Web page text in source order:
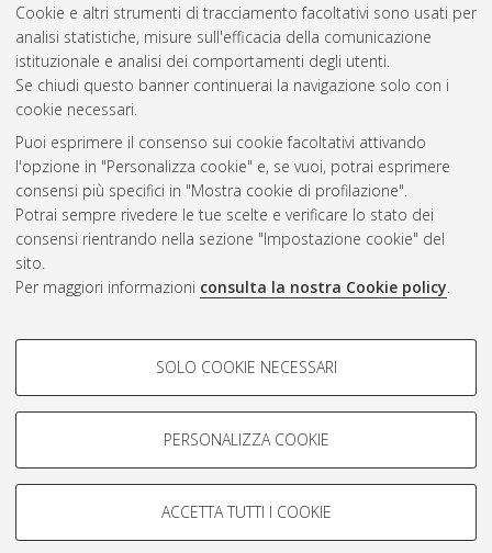
Cookie e altri strumenti di tracciamento facoltativi sono usati per
analisi statistiche, misure sull'efficacia della comunicazione
istituzionale e analisi dei comportamenti degli utenti.
Se chiudi questo banner continuerai la navigazione solo con i
cookie necessari.
Puoi esprimere il consenso sui cookie facoltativi attivando
l'opzione in "Personalizza cookie" e, se vuoi, potrai esprimere
consensi più specifici in "Mostra cookie di profilazione".
Potrai sempre rivedere le tue scelte e verificare lo stato dei
consensi rientrando nella sezione "Impostazione cookie" del
sito.
Per maggiori informazioni consulta la nostra Cookie policy.
COOKIE DI PROFILAZIONE -
Si tratta di cookie utilizzati per analizzare le caratteristiche della
navigazione degli utenti, creare profili in base al loro comportamento
Mostra cookie di profilazione
COOKIE TECNICI - NECESSARI
SOLO COOKIE NECESSARI
PERSONALIZZA COOKIE
ACCETTA TUTTI I COOKIE
Questa lista e' stata generata il Wed Aug 5 20:48:05 2026
Atom
Rss 1.0
Rss 2.0
ISSN: 2038-7946
Impostazioni Cookie
Informativa sulla privacy
Condizioni d’uso del sito